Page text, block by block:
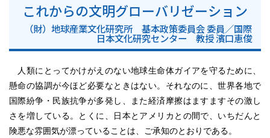
これからの文明グローバリゼーション
（財）地球産業文化研究所 基本政策委員会 委員／国際
日本文化研究センター 教授 濱口恵俊
人類にとってかけがえのない地球生命体ガイアを守るために、
懸命の協調が今ほど必要なときはない。それなのに、世界各地で
国際紛争・民族抗争が多発し、また経済摩擦はますますその激し
さを増している。とくに、日本とアメリカとの間で、いちだんと
険悪な雰囲気が漂っていることは、ご承知のとおりである。